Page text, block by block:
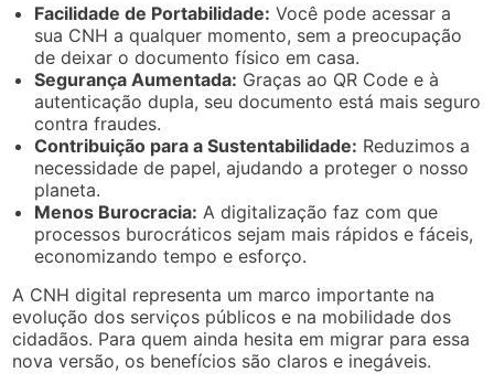
Facilidade de Portabilidade: Você pode acessar a
sua CNH a qualquer momento, sem a preocupação
de deixar o documento físico em casa.
Segurança Aumentada: Graças ao QR Code e à
autenticação dupla, seu documento está mais seguro
contra fraudes.
Contribuição para a Sustentabilidade: Reduzimos a
necessidade de papel, ajudando a proteger o nosso
planeta.
Menos Burocracia: A digitalização faz com que
processos burocráticos sejam mais rápidos e fáceis,
economizando tempo e esforço.
A CNH digital representa um marco importante na
evolução dos serviços públicos e na mobilidade dos
cidadãos. Para quem ainda hesita em migrar para essa
nova versão, os benefícios são claros e inegáveis.